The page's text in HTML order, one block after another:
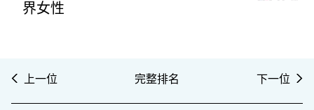
界女性
上一位 完整排名 下一位